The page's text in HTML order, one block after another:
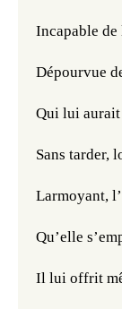
Incapable
Dépourvue
Qui lui
Sans tarder,
Larmoyant,
Qu’elle
Il lui offrit